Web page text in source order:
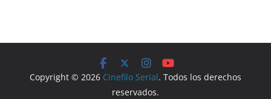
Copyright © 2026 Cinefilo Serial. Todos los derechos
reservados.